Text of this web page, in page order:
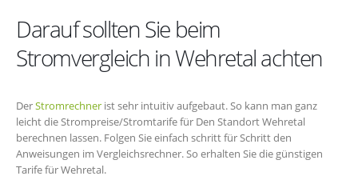
Darauf sollten Sie beim
Stromvergleich in Wehretal achten
DerStromrechner ist sehr intuitiv aufgebaut. So kann man ganz
leicht die Strompreise/Stromtarife für Den Standort Wehretal
berechnen lassen. Folgen Sie einfach schritt für Schritt den
Anweisungen im Vergleichsrechner. So erhalten Sie die günstigen
Tarife für Wehretal.